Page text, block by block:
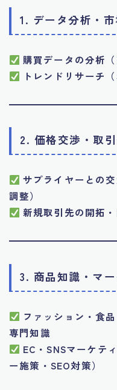
1. データ分析・
購買データの分析
トレンドリサーチ
2. 価格交渉・取
サプライヤーとの
調整）
新規取引先の開拓
3. 商品知識・マ
ファッション・食
専門知識
EC・SNSマーケテ
ー施策・SEO対策）